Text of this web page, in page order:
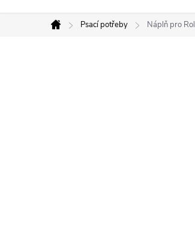
Domů
Psací potřeby Náplň pro